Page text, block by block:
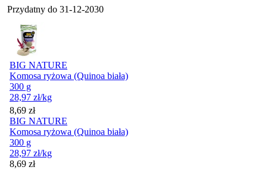
Przydatny do 31-12-2030
BIG NATURE
Komosa ryżowa (Quinoa biała)
300 g
28,97 zł/kg
Cena
8,69 zł
BIG NATURE
Komosa ryżowa (Quinoa biała)
300 g
28,97 zł/kg
Cena
8,69 zł